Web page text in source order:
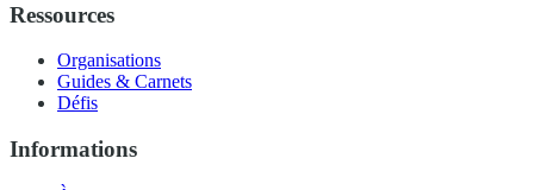
Ressources
Organisations
Guides & Carnets
Défis
Informations